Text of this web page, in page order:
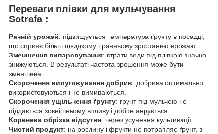
Переваги плівки для мульчування
Sotrafa :
Ранній урожай: підвищується температура ґрунту в посадці,
що сприяє більш швидкому і ранньому зростанню врожаю
Зменшення випаровування: втрати води під плівкою значно
знижуються. В результаті частота зрошення може бути
зменшена
Скорочення вилуговування добрив: добрива оптимально
використовуються і не вимиваються.
Скорочення ущільнення ґрунту: грунт під мульчею не
піддається зовнішньому впливу і добре аерується.
Коренева обрізка відсутня: через усунення культивації.
Чистий продукт: на рослину і фрукти не потрапляє ґрунт, в